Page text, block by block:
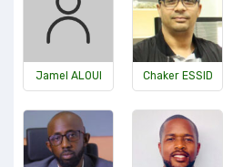
Jamel ALOUI Chaker ESSID